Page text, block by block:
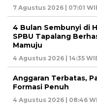
7 Agustus 2026 | 07:01
4 Bulan Sembunyi di
SPBU Tapalang
Mamuju
4 Agustus 2026 | 14:35
Anggaran Terbatas,
Formasi Penuh
4 Agustus 2026 | 08:46